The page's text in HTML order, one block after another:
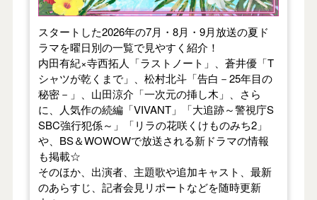
スタートした2026年の7月・8月・9月放送の夏ド
ラマを曜日別の一覧で見やすく紹介！
内田有紀×寺西拓人「ラストノート」、蒼井優「T
シャツが乾くまで」、松村北斗「告白－25年目の
秘密－」、山田涼介「一次元の挿し木」、さら
に、人気作の続編「VIVANT」「大追跡～警視庁S
SBC強行犯係～」「リラの花咲くけものみち2」
や、BS＆WOWOWで放送される新ドラマの情報
も掲載☆
そのほか、出演者、主題歌や追加キャスト、最新
のあらすじ、記者会見リポートなどを随時更新